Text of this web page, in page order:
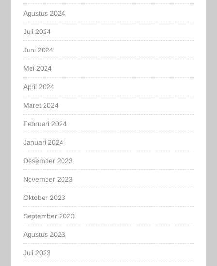
Agustus 2024
Juli 2024
Juni 2024
Mei 2024
April 2024
Maret 2024
Februari 2024
Januari 2024
Desember 2023
November 2023
Oktober 2023
September 2023
Agustus 2023
Juli 2023